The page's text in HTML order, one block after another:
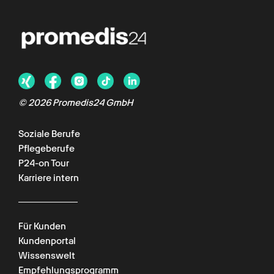
© 2026 Promedis24 GmbH
Soziale Berufe
Pflegeberufe
P24-on Tour
Karriere intern
Für Kunden
Kundenportal
Wissenswelt
Empfehlungsprogramm